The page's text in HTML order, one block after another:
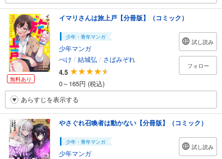
無料あり
イマリさんは旅上戸【分冊版】（コミック）
少年・青年マンガ
少年マンガ
ぺけ / 結城弘 / さばみぞれ
4.5
0～165円 (税込)
試し読み
フォロー
あらすじを表示する
やさぐれ召喚者は動かない【分冊版】（コミック）
少年・青年マンガ
少年マンガ
試し読み